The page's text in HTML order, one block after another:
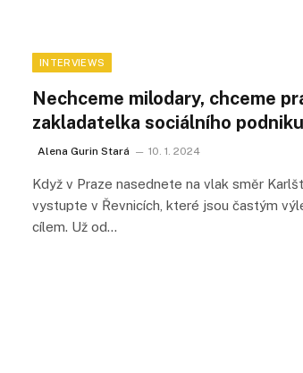
INTERVIEWS
Nechceme milodary, chceme
zakladatelka sociálního podniku
Alena Gurin Stará 10. 1. 2024
Když v Praze nasednete na vlak směr
vystupte v Řevnicích, které jsou častým
cílem. Už od…